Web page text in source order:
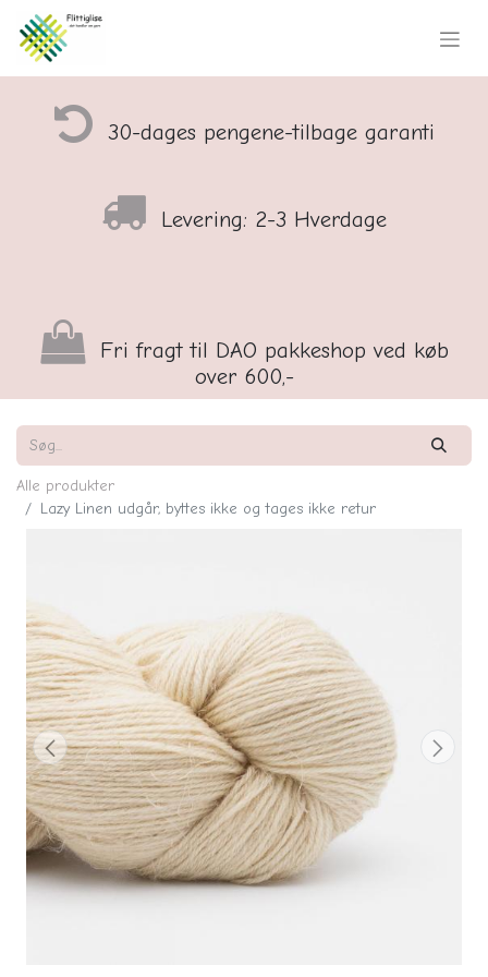
30-dages pengene-tilbage garanti
Levering: 2-3 Hverdage
Fri fragt til DAO pakkeshop ved køb
over 600,-
Alle produkter
Lazy Linen udgår, byttes ikke og tages ikke retur